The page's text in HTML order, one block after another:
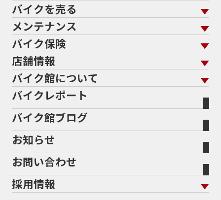
バイクを買う トップ
バイクを探す
メーカーから探す
色から探す
スタイルから探す
排気量から探す
地域から探す
走行距離から探す
中古車から探す
バイクを売る
バイクを売る トップ
バイク館買取の強み
バイクを高く売るコツ
バイク買取の流れ
全国展開の強み
よくあるご質問
バイク買取強化車両
メーカー別買取相場・
ヤマハ
ホンダ
スズキ
トライアンフ
アプリリア
KTM
メンテナンス
メンテナンス トップ
バイク点検
バイク車検
Bikeep
プロテクションフィルム
バイク保険
バイク保険 トップ
自賠責保険
任意保険
バイク保険無料見積り（現在未加入の方）
バイク保険無料見積り（他社でご加入の方）
盗難保険
店舗情報
店舗情報 トップ
北海道
宮城
福島
茨城
栃木
バイク館について
バイク館について トップ
バイク館が選ばれる理由
会社概要
沿革
二輪公正取引協議会加盟店
バイクレポート
バイク館ブログ
お知らせ
お問い合わせ
採用情報